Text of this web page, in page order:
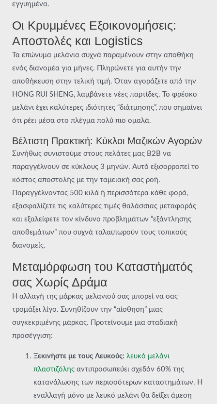
εγγυημένα.
Οι Κρυμμένες Εξοικονομήσεις:
Αποστολές και Logistics
Τα επώνυμα μελάνια συχνά παραμένουν στην αποθήκη
ενός διανομέα για μήνες. Πληρώνετε για αυτήν την
αποθήκευση στην τελική τιμή. Όταν αγοράζετε από την
HONG RUI SHENG, λαμβάνετε νέες παρτίδες. Το φρέσκο
μελάνι έχει καλύτερες ιδιότητες “διάτμησης”, που σημαίνει
ότι ρέει μέσα στο πλέγμα πολύ πιο ομαλά.
Βέλτιστη Πρακτική: Κύκλοι Μαζικών Αγορών
Συνήθως συνιστούμε στους πελάτες μας B2B να
παραγγέλνουν σε κύκλους 3 μηνών. Αυτό εξισορροπεί το
κόστος αποστολής με την ταμειακή σας ροή.
Παραγγέλνοντας 500 κιλά ή περισσότερα κάθε φορά,
εξασφαλίζετε τις καλύτερες τιμές θαλάσσιας μεταφοράς
και εξαλείφετε τον κίνδυνο προβλημάτων “εξάντλησης
αποθεμάτων” που συχνά ταλαιπωρούν τους τοπικούς
διανομείς.
Μεταμόρφωση του Καταστήματός
σας Χωρίς Δράμα
Η αλλαγή της μάρκας μελανιού σας μπορεί να σας
τρομάξει λίγο. Συνηθίζουν την “αίσθηση” μιας
συγκεκριμένης μάρκας. Προτείνουμε μια σταδιακή
προσέγγιση:
Ξεκινήστε με τους Λευκούς: λευκό μελάνι
πλαστιζόληςαντιπροσωπεύει σχεδόν 60% της
κατανάλωσης των περισσότερων καταστημάτων. Η
εναλλαγή μόνο με λευκό μελάνι θα δείξει άμεση